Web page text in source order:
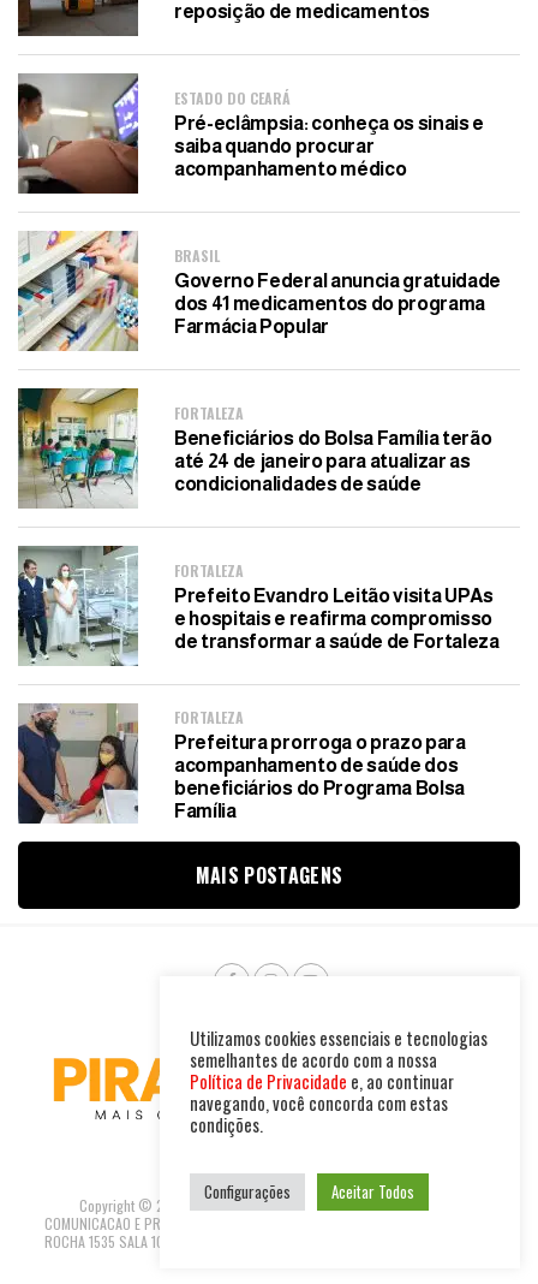
reposição de medicamentos
ESTADO DO CEARÁ
Pré-eclâmpsia: conheça os sinais e
saiba quando procurar
acompanhamento médico
BRASIL
Governo Federal anuncia gratuidade
dos 41 medicamentos do programa
Farmácia Popular
FORTALEZA
Beneficiários do Bolsa Família terão
até 24 de janeiro para atualizar as
condicionalidades de saúde
FORTALEZA
Prefeito Evandro Leitão visita UPAs
e hospitais e reafirma compromisso
de transformar a saúde de Fortaleza
FORTALEZA
Prefeitura prorroga o prazo para
acompanhamento de saúde dos
beneficiários do Programa Bolsa
Família
MAIS POSTAGENS
Copyright © 2025. Todos os direitos reservados. PIRAMBU NEWS
COMUNICACAO E PRODUTOS LTDA | CNPJ: 47.694.733/0001-37 R GUILHERME
ROCHA 1535 SALA 10 - FORTALEZA-CEARÁ REDACAO@PIRAMBUNEWS.COM.BR
Utilizamos cookies essenciais e tecnologias
semelhantes de acordo com a nossa
Política de Privacidade e, ao continuar
navegando, você concorda com estas
condições.
Configurações Aceitar Todos